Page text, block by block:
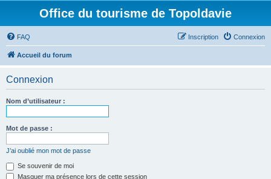
Office du tourisme de Topoldavie
FAQ Connexion
Inscription
Accueil du forum
Connexion
Nom d’utilisateur :
Mot de passe :
J’ai oublié mon mot de passe
Se souvenir de moi
Masquer ma présence lors de cette session